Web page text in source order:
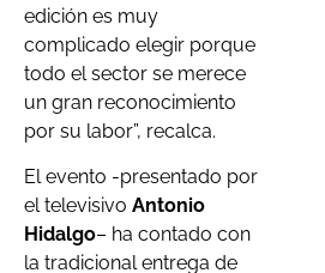
edición es muy
complicado elegir porque
todo el sector se merece
un gran reconocimiento
por su labor”, recalca.
El evento -presentado por
el televisivo Antonio
Hidalgo– ha contado con
la tradicional entrega de